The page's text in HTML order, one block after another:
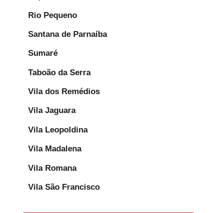
Rio Pequeno
Santana de Parnaíba
Sumaré
Taboão da Serra
Vila dos Remédios
Vila Jaguara
Vila Leopoldina
Vila Madalena
Vila Romana
Vila São Francisco